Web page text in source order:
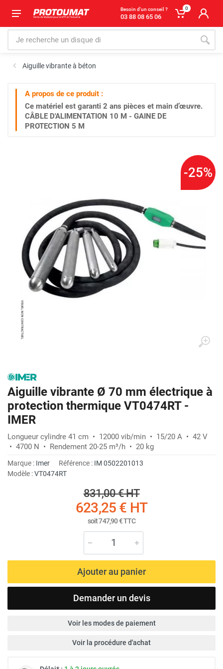
Besoin d'un conseil ?
03 88 08 65 06
0
Aiguille vibrante à béton
A propos de ce produit :
Ce matériel est garanti 2 ans pièces et main d’œuvre.
CÂBLE D'ALIMENTATION 10 M - GAINE DE
PROTECTION 5 M
-25%
Aiguille vibrante Ø 70 mm électrique à
protection thermique VT0474RT -
IMER
Longueur cylindre 41 cm • 12000 vib/min • 15/20 A • 42 V
• 4700 N • Rendement 20-25 m³/h • 20 kg
Marque : Imer Référence : IM 0502201013
Modèle :VT0474RT
831,00 €HT
623,25 € HT
soit747,90 €TTC
Ajouter au panier
Demander un devis
Voir les modes de paiement
Voir la procédure d'achat